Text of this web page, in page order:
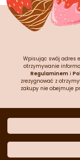
Wpisując swój adres
otrzymywanie
Regulaminem i
zrezygnować z
zakupy nie obejmuje